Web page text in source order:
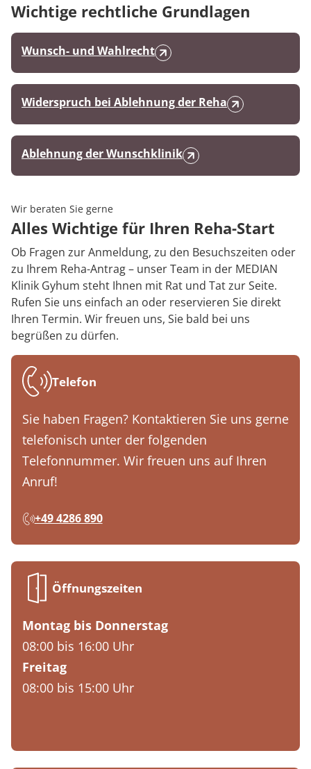
Wichtige rechtliche Grundlagen
Wunsch- und Wahlrecht
Widerspruch bei Ablehnung der Reha
Ablehnung der Wunschklinik
Wir beraten Sie gerne
Alles Wichtige für Ihren Reha-Start
Ob Fragen zur Anmeldung, zu den Besuchszeiten oder
zu Ihrem Reha-Antrag – unser Team in der MEDIAN
Klinik Gyhum steht Ihnen mit Rat und Tat zur Seite.
Rufen Sie uns einfach an oder reservieren Sie direkt
Ihren Termin. Wir freuen uns, Sie bald bei uns
begrüßen zu dürfen.
Telefon
Sie haben Fragen? Kontaktieren Sie uns gerne
telefonisch unter der folgenden
Telefonnummer. Wir freuen uns auf Ihren
Anruf!
+49 4286 890
Öffnungszeiten
Montag bis Donnerstag
08:00 bis 16:00 Uhr
Freitag
08:00 bis 15:00 Uhr